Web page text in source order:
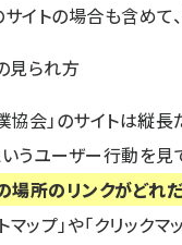
イトの場合も含めて
見られ方
協会」のサイトは縦長
いうユーザー行動を見
場所のリンクがどれ
マップ」や「クリッ